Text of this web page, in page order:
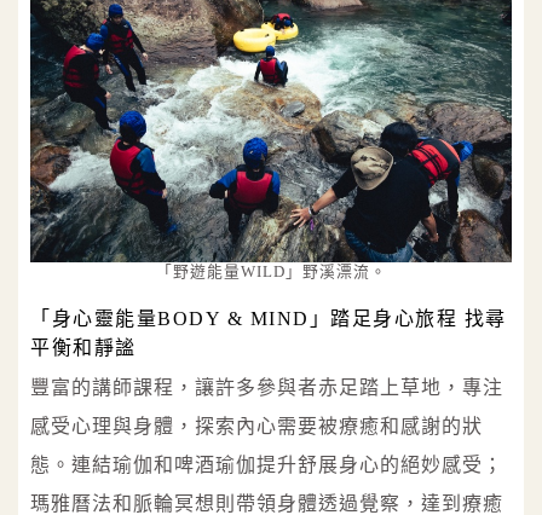
「野遊能量WILD」野溪漂流。
「身心靈能量BODY & MIND」踏足身心旅程 找尋
平衡和靜謐
豐富的講師課程，讓許多參與者赤足踏上草地，專注
感受心理與身體，探索內心需要被療癒和感謝的狀
態。連結瑜伽和啤酒瑜伽提升舒展身心的絕妙感受；
瑪雅曆法和脈輪冥想則帶領身體透過覺察，達到療癒